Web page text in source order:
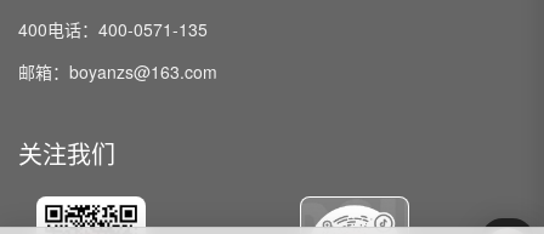
400电话：400-0571-135
邮箱：boyanzs@163.com
关注我们